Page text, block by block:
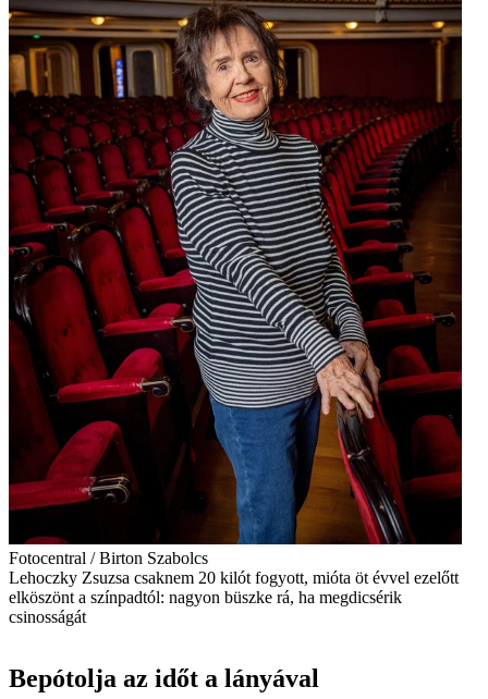
Fotocentral / Birton Szabolcs
Lehoczky Zsuzsa csaknem 20 kilót fogyott, mióta öt évvel ezelőtt
elköszönt a színpadtól: nagyon büszke rá, ha megdicsérik
csinosságát
Bepótolja az időt a lányával